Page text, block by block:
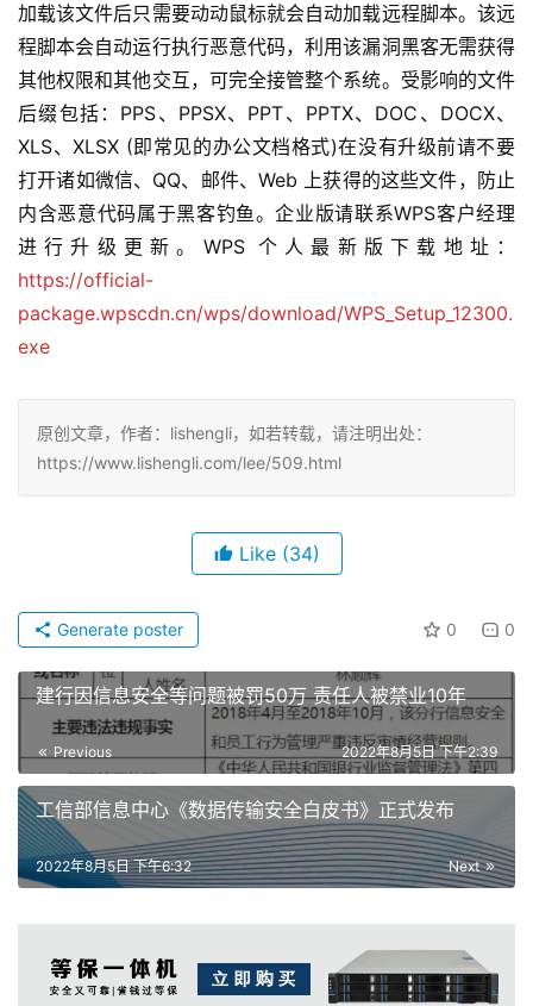
加载该文件后只需要动动鼠标就会自动加载远程脚本。该远
程脚本会自动运行执行恶意代码，利用该漏洞黑客无需获得
其他权限和其他交互，可完全接管整个系统。受影响的文件
后缀包括：PPS、PPSX、PPT、PPTX、DOC、DOCX、
XLS、XLSX (即常见的办公文档格式)在没有升级前请不要
打开诸如微信、QQ、邮件、Web 上获得的这些文件，防止
内含恶意代码属于黑客钓鱼。企业版请联系WPS客户经理
进行升级更新。WPS 个人最新版下载地址：
https://official-
package.wpscdn.cn/wps/download/WPS_Setup_12300.
exe
原创文章，作者：lishengli，如若转载，请注明出处：
https://www.lishengli.com/lee/509.html
Like (34)
0 0
Generate poster
建行因信息安全等问题被罚50万 责任人被禁业10年
Previous 2022年8月5日 下午2:39
工信部信息中心《数据传输安全白皮书》正式发布
Next
2022年8月5日 下午6:32